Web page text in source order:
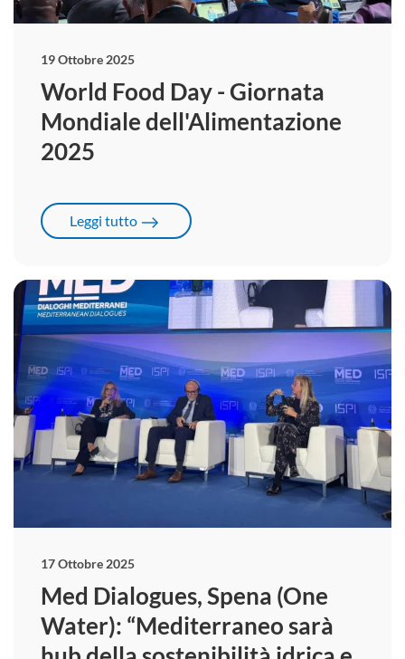
19 Ottobre 2025
World Food Day - Giornata
Mondiale dell'Alimentazione
2025
Leggi tutto
17 Ottobre 2025
Med Dialogues, Spena (One
Water): “Mediterraneo sarà